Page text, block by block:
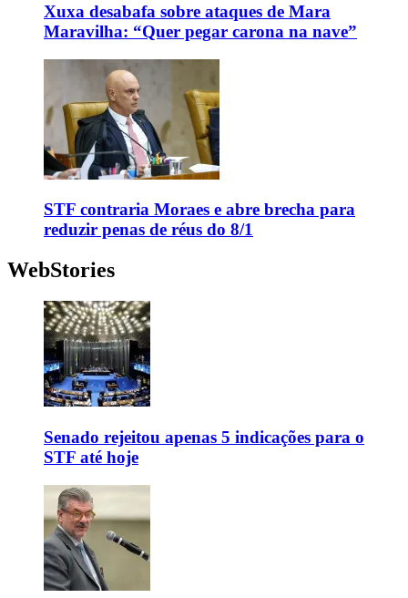
Xuxa desabafa sobre ataques de Mara
Maravilha: “Quer pegar carona na nave”
STF contraria Moraes e abre brecha para
reduzir penas de réus do 8/1
WebStories
Senado rejeitou apenas 5 indicações para o
STF até hoje